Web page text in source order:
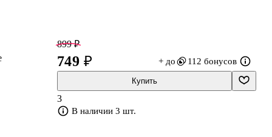
899 ₽
749 ₽ + до 112 бонусов
Купить
3
В наличии 3 шт.